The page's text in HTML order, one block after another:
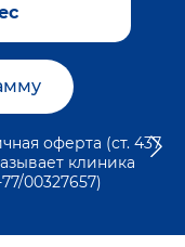
оферта (ст. 437
клиника
00327657)